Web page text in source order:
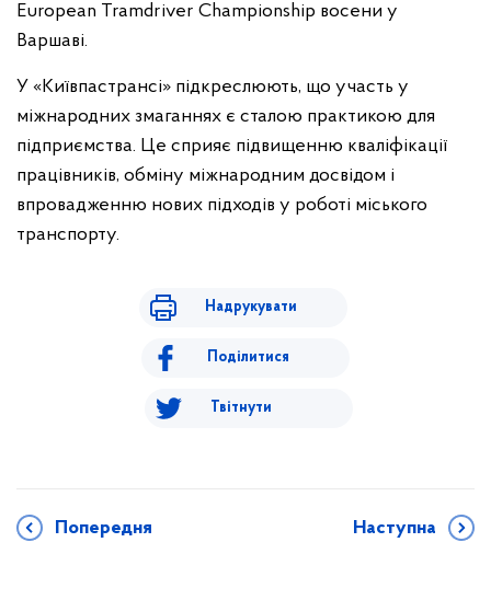
European Tramdriver Championship восени у
Варшаві.
У «Київпастрансі» підкреслюють, що участь у
міжнародних змаганнях є сталою практикою для
підприємства. Це сприяє підвищенню кваліфікації
працівників, обміну міжнародним досвідом і
впровадженню нових підходів у роботі міського
транспорту.
Надрукувати
Поділитися
Твітнути
Попередня Наступна